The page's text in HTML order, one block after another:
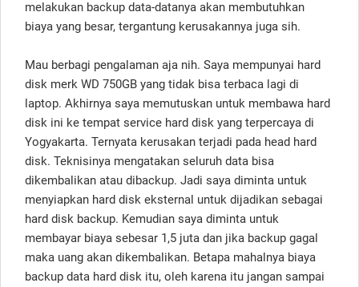
melakukan backup data-datanya akan membutuhkan
biaya yang besar, tergantung kerusakannya juga sih.
Mau berbagi pengalaman aja nih. Saya mempunyai hard
disk merk WD 750GB yang tidak bisa terbaca lagi di
laptop. Akhirnya saya memutuskan untuk membawa hard
disk ini ke tempat service hard disk yang terpercaya di
Yogyakarta. Ternyata kerusakan terjadi pada head hard
disk. Teknisinya mengatakan seluruh data bisa
dikembalikan atau dibackup. Jadi saya diminta untuk
menyiapkan hard disk eksternal untuk dijadikan sebagai
hard disk backup. Kemudian saya diminta untuk
membayar biaya sebesar 1,5 juta dan jika backup gagal
maka uang akan dikembalikan. Betapa mahalnya biaya
backup data hard disk itu, oleh karena itu jangan sampai